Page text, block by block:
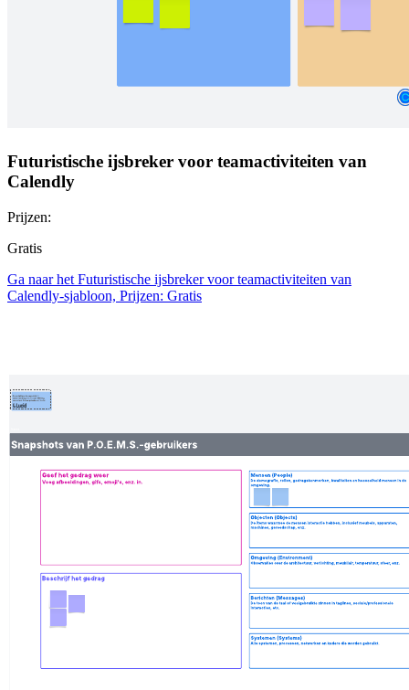
Futuristische ijsbreker voor teamactiviteiten van
Calendly
Prijzen:
Gratis
Ga naar het Futuristische ijsbreker voor teamactiviteiten van
Calendly-sjabloon, Prijzen: Gratis